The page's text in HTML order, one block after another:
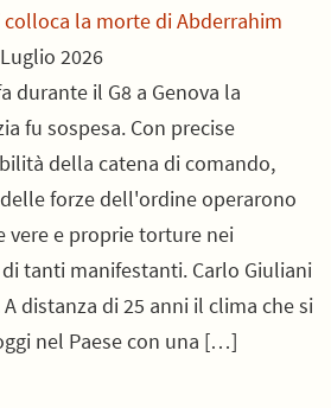
la morte di Abderrahim
2026
durante il G8 a Genova la
fu sospesa. Con precise
della catena di comando,
forze dell'ordine operarono
vere e proprie torture nei
tanti manifestanti. Carlo Giuliani
distanza di 25 anni il clima che si
nel Paese con una […]